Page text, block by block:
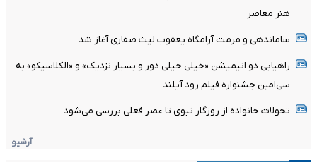
هنر معاصر
ساماندهی و مرمت آرامگاه یعقوب لیث صفاری آغاز شد
راهیابی دو انیمیشن «خیلی خیلی دور و بسیار نزدیک» و «الکلاسیکو» به
سی‌امین جشنواره فیلم رود آیلند
تحولات خانواده از روزگار نبوی تا عصر فعلی بررسی می‌شود
آرشیو